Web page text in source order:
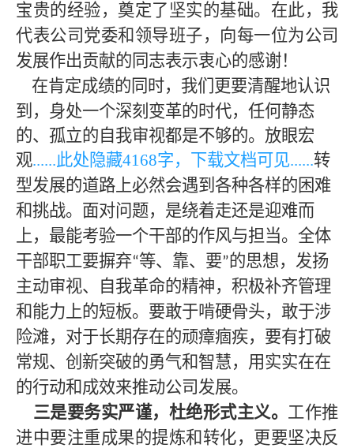
宝贵的经验，奠定了坚实的基础。在此，我
代表公司党委和领导班子，向每一位为公司
发展作出贡献的同志表示衷心的感谢！
在肯定成绩的同时，我们更要清醒地认识
到，身处一个深刻变革的时代，任何静态
的、孤立的自我审视都是不够的。放眼宏
观......此处隐藏4168字，下载文档可见......转
型发展的道路上必然会遇到各种各样的困难
和挑战。面对问题，是绕着走还是迎难而
上，最能考验一个干部的作风与担当。全体
干部职工要摒弃“等、靠、要”的思想，发扬
主动审视、自我革命的精神，积极补齐管理
和能力上的短板。要敢于啃硬骨头，敢于涉
险滩，对于长期存在的顽瘴痼疾，要有打破
常规、创新突破的勇气和智慧，用实实在在
的行动和成效来推动公司发展。
三是要务实严谨，杜绝形式主义。 工作推
进中要注重成果的提炼和转化，更要坚决反